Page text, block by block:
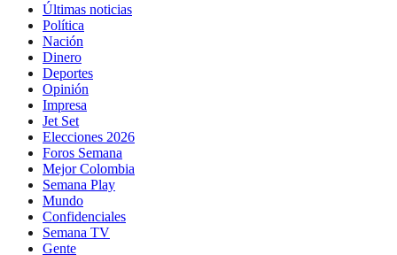
Últimas noticias
Política
Nación
Dinero
Deportes
Opinión
Impresa
Jet Set
Elecciones 2026
Foros Semana
Mejor Colombia
Semana Play
Mundo
Confidenciales
Semana TV
Gente